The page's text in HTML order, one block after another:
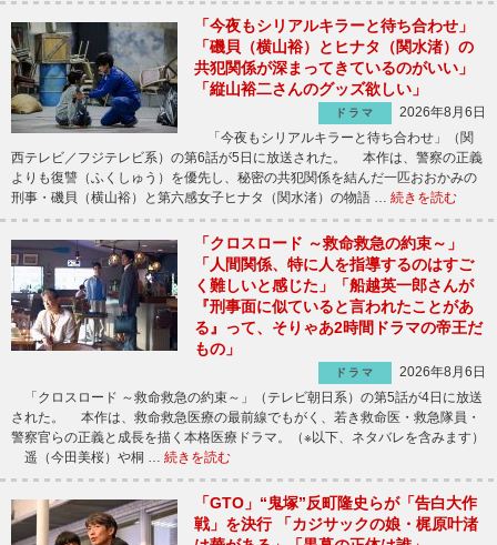
「今夜もシリアルキラーと待ち合わせ」
「磯貝（横山裕）とヒナタ（関水渚）の
共犯関係が深まってきているのがいい」
「縦山裕二さんのグッズ欲しい」
ドラマ
2026年8月6日
「今夜もシリアルキラーと待ち合わせ」（関
西テレビ／フジテレビ系）の第6話が5日に放送された。 本作は、警察の正義
よりも復讐（ふくしゅう）を優先し、秘密の共犯関係を結んだ一匹おおかみの
刑事・磯貝（横山裕）と第六感女子ヒナタ（関水渚）の物語 … 続きを読む
「クロスロード ～救命救急の約束～」
「人間関係、特に人を指導するのはすご
く難しいと感じた」「船越英一郎さんが
『刑事面に似ていると言われたことがあ
る』って、そりゃあ2時間ドラマの帝王だ
もの」
ドラマ
2026年8月6日
「クロスロード ～救命救急の約束～」（テレビ朝日系）の第5話が4日に放送
された。 本作は、救命救急医療の最前線でもがく、若き救命医・救急隊員・
警察官らの正義と成長を描く本格医療ドラマ。（※以下、ネタバレを含みます）
遥（今田美桜）や桐 … 続きを読む
「GTO」“鬼塚”反町隆史らが「告白大作
戦」を決行 「カジサックの娘・梶原叶渚